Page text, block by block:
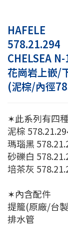
HAFELE
578.21.294
CHELSEA
花崗岩上嵌/
(泥棕/內徑
✶此系列有四
泥棕
瑪瑙黑
砂礫白
培茶灰
✶內含配件
提籠(原廠/台
排水管